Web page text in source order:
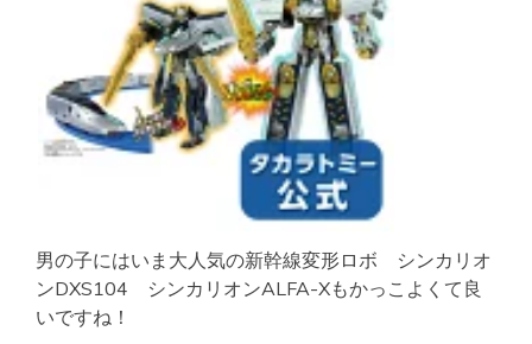
男の子にはいま大人気の新幹線変形ロボ シンカリオ
ンDXS104 シンカリオンALFA-Xもかっこよくて良
いですね！